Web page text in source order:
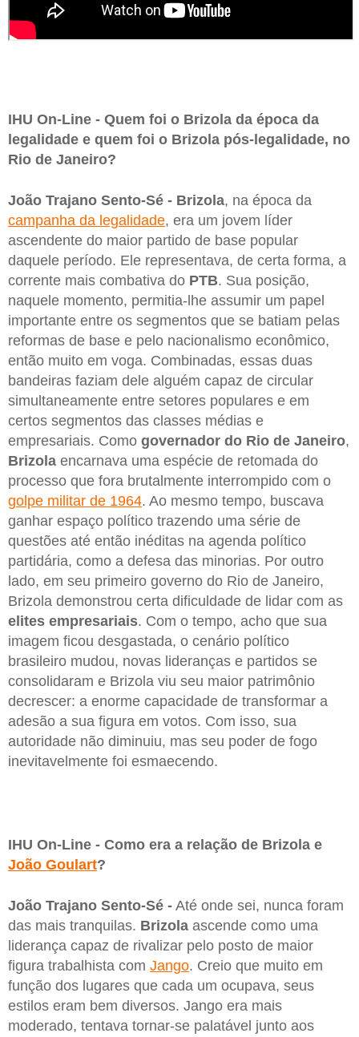
IHU On-Line - Quem foi o Brizola da época da
legalidade e quem foi o Brizola pós-legalidade, no
Rio de Janeiro?
João Trajano Sento-Sé - Brizola, na época da
campanha da legalidade, era um jovem líder
ascendente do maior partido de base popular
daquele período. Ele representava, de certa forma, a
corrente mais combativa do PTB. Sua posição,
naquele momento, permitia-lhe assumir um papel
importante entre os segmentos que se batiam pelas
reformas de base e pelo nacionalismo econômico,
então muito em voga. Combinadas, essas duas
bandeiras faziam dele alguém capaz de circular
simultaneamente entre setores populares e em
certos segmentos das classes médias e
empresariais. Como governador do Rio de Janeiro,
Brizola encarnava uma espécie de retomada do
processo que fora brutalmente interrompido com o
golpe militar de 1964. Ao mesmo tempo, buscava
ganhar espaço político trazendo uma série de
questões até então inéditas na agenda político
partidária, como a defesa das minorias. Por outro
lado, em seu primeiro governo do Rio de Janeiro,
Brizola demonstrou certa dificuldade de lidar com as
elites empresariais. Com o tempo, acho que sua
imagem ficou desgastada, o cenário político
brasileiro mudou, novas lideranças e partidos se
consolidaram e Brizola viu seu maior patrimônio
decrescer: a enorme capacidade de transformar a
adesão a sua figura em votos. Com isso, sua
autoridade não diminuiu, mas seu poder de fogo
inevitavelmente foi esmaecendo.
IHU On-Line - Como era a relação de Brizola e
João Goulart?
João Trajano Sento-Sé - Até onde sei, nunca foram
das mais tranquilas. Brizola ascende como uma
liderança capaz de rivalizar pelo posto de maior
figura trabalhista com Jango. Creio que muito em
função dos lugares que cada um ocupava, seus
estilos eram bem diversos. Jango era mais
moderado, tentava tornar-se palatável junto aos